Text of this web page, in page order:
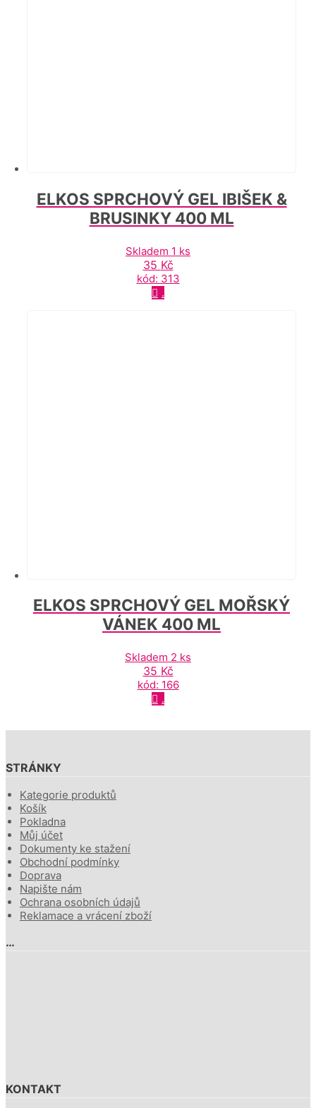
ELKOS SPRCHOVÝ GEL IBIŠEK &
BRUSINKY 400 ML
Skladem 1 ks
35 Kč
kód: 313
.
ELKOS SPRCHOVÝ GEL MOŘSKÝ
VÁNEK 400 ML
Skladem 2 ks
35 Kč
kód: 166
.
STRÁNKY
Kategorie produktů
Košík
Pokladna
Můj účet
Dokumenty ke stažení
Obchodní podmínky
Doprava
Napište nám
Ochrana osobních údajů
Reklamace a vrácení zboží
…
KONTAKT